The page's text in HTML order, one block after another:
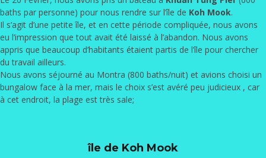
baths par personne) pour nous rendre sur l’île de Koh Mook.
Il s’agit d’une petite île, et en cette période compliquée, nous avons
eu l’impression que tout avait été laissé à l’abandon. Nous avons
appris que beaucoup d’habitants étaient partis de l’île pour chercher
du travail ailleurs.
Nous avons séjourné au Montra (800 baths/nuit) et avions choisi un
bungalow face à la mer, mais le choix s’est avéré peu judicieux , car
à cet endroit, la plage est très sale;
île de Koh Mook